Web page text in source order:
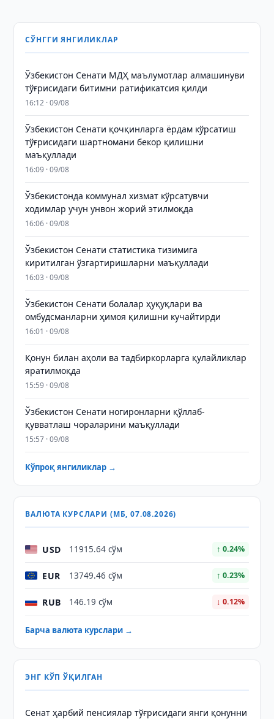
СЎНГГИ ЯНГИЛИКЛАР
Ўзбекистон Сенати МДҲ маълумотлар алмашинуви
тўғрисидаги битимни ратификатсия қилди
16:12 · 09/08
Ўзбекистон Сенати қочқинларга ёрдам кўрсатиш
тўғрисидаги шартномани бекор қилишни
маъқуллади
16:09 · 09/08
Ўзбекистонда коммунал хизмат кўрсатувчи
ходимлар учун унвон жорий этилмоқда
16:06 · 09/08
Ўзбекистон Сенати статистика тизимига
киритилган ўзгартиришларни маъқуллади
16:03 · 09/08
Ўзбекистон Сенати болалар ҳуқуқлари ва
омбудсманларни ҳимоя қилишни кучайтирди
16:01 · 09/08
Қонун билан аҳоли ва тадбиркорларга қулайликлар
яратилмоқда
15:59 · 09/08
Ўзбекистон Сенати ногиронларни қўллаб-
қувватлаш чораларини маъқуллади
15:57 · 09/08
Кўпроқ янгиликлар →
ВАЛЮТА КУРСЛАРИ (МБ, 07.08.2026)
USD 11915.64 сўм ↑ 0.24%
EUR 13749.46 сўм ↑ 0.23%
RUB 146.19 сўм ↓ 0.12%
Барча валюта курслари →
ЭНГ КЎП ЎҚИЛГАН
Сенат ҳарбий пенсиялар тўғрисидаги янги қонунни